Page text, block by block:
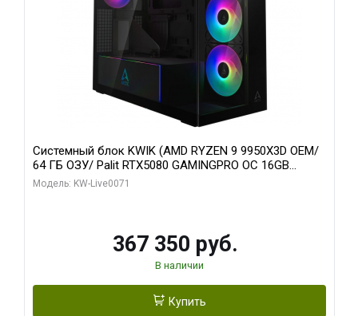
Системный блок KWIK (AMD RYZEN 9 9950X3D OEM/
64 ГБ ОЗУ/ Palit RTX5080 GAMINGPRO OC 16GB
GDDR7 256bit 3xDP HD/ 960 ГБ SSD)
Модель: KW-Live0071
367 350 руб.
В наличии
Купить